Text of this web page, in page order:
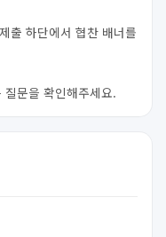
하단에서 협찬 배너를
문을 확인해주세요.